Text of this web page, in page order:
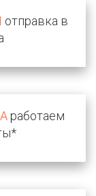
отправка в
работаем